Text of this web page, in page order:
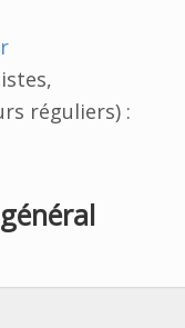
réguliers) :